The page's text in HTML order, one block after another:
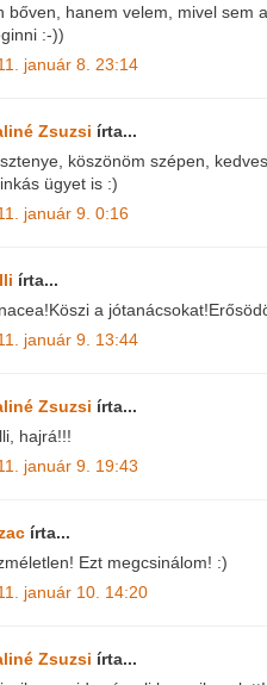
bőven, hanem velem, mivel sem
:-))
január 8. 23:14
Zsuzsi írta...
köszönöm szépen,
ügyet is :)
január 9. 0:16
írta...
a
január 9. 13:44
Zsuzsi írta...
hajrá!!!
január 9. 19:43
írta...
Ezt megcsinálom! :)
január 10. 14:20
Zsuzsi írta...